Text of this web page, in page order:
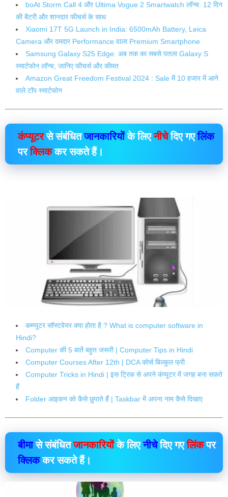
boAt Storm Call 4 और Ultima Vogue 2 Smartwatch लॉन्च: 12 दिन
की बैटरी और शानदार फीचर्स के साथ
Xiaomi 17T 5G Launch in India: 6500mAh Battery, Leica
Camera और दमदार Performance वाला Premium Smartphone
Samsung Galaxy S25 Edge: अब तक का सबसे पतला Galaxy S
स्मार्टफोन लॉन्च, जानिए फीचर्स और कीमत
Amazon Great Freedom Festival 2024 : Sale में 10 हजार में आने
वाले टॉप स्मार्टफोन
कंप्यूटरसे संबंधितजानकारियोंके लिएनीचेदिए गएलिंक
परक्लिककर सकते हैं।
कम्प्यूटर सॉफ्टवेयर क्या होता है ? What is computer software in
Hindi?
Computer की 5 बातें बहुत जरूरी | Computer Tips in Hindi
Computer Courses After 12th | DCA कोर्स बिल्कुल फ्री
Computer Tricks in Hindi | इस ट्रिक से अपने कंप्यूटर में जगह बना सकते
हैं
Folder आइकन को कैसे छुपाते हैं | Taskbar में अपना नाम कैसे दिखाए
बीमासे संबंधितजानकारियोंके लिएनीचेदिए गएलिंकपर
क्लिककर सकते हैं।